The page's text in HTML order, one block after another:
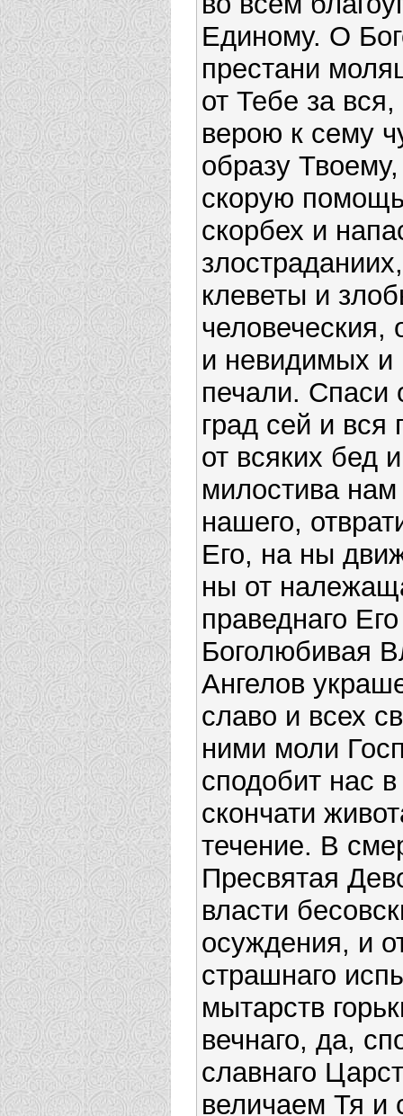
Единому. О
престани
от Тебе за
верою к сему
образу
скорую
скорбех и
клеветы и
человеческия,
и невидимых и
печали. Спаси
град сей и вся
от всяких бед
милостива
нашего,
Его, на ны
ны от
праведнаго
Боголюбивая
Ангелов
славо и всех
ними моли
сподобит нас
скончати
течение. В
Пресвятая
власти
осуждения, и
страшнаго
мытарств
вечнаго, да,
славнаго
величаем Тя и